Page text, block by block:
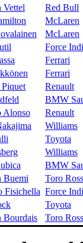
Vettel Red Bull
McLaren
McLaren
Force
Ferrari
Ferrari
Renault
BMW
Alonso Renault
Williams
Toyota
Williams
BMW
Buemi Toro
Fisichella Force
Toyota
Bourdais Toro